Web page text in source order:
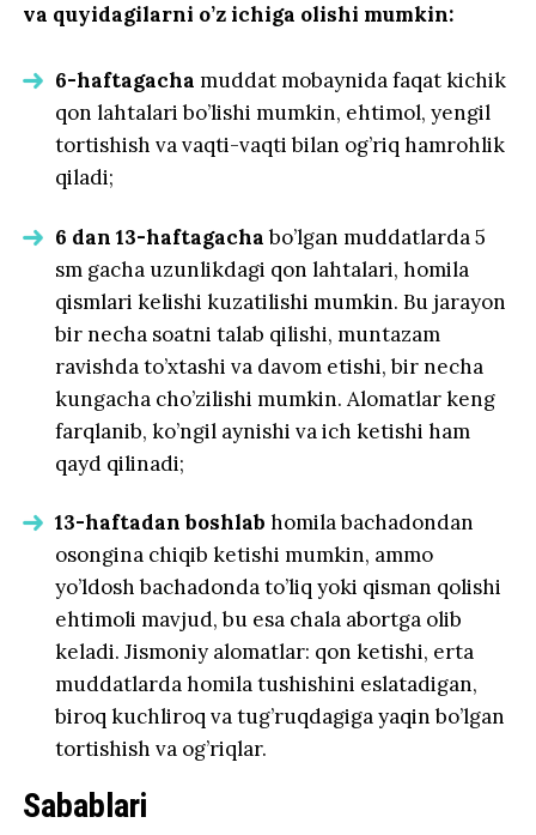
va quyidagilarni o’z ichiga olishi mumkin:
6-haftagacha muddat mobaynida faqat kichik
qon lahtalari bo’lishi mumkin, ehtimol, yengil
tortishish va vaqti-vaqti bilan og’riq hamrohlik
qiladi;
6 dan 13-haftagachabo’lgan muddatlarda 5
sm gacha uzunlikdagi qon lahtalari, homila
qismlari kelishi kuzatilishi mumkin. Bu jarayon
bir necha soatni talab qilishi, muntazam
ravishda to’xtashi va davom etishi, bir necha
kungacha cho’zilishi mumkin. Alomatlar keng
farqlanib, ko’ngil aynishi va ich ketishi ham
qayd qilinadi;
13-haftadan boshlab homila bachadondan
osongina chiqib ketishi mumkin, ammo
yo’ldosh bachadonda to’liq yoki qisman qolishi
ehtimoli mavjud, bu esa chala abortga olib
keladi. Jismoniy alomatlar: qon ketishi, erta
muddatlarda homila tushishini eslatadigan,
biroq kuchliroq va tug’ruqdagiga yaqin bo’lgan
tortishish va og’riqlar.
Sabablari